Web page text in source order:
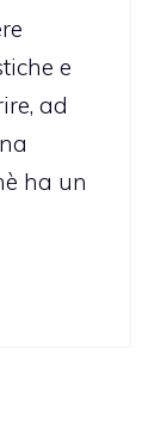
e
ad
ha un